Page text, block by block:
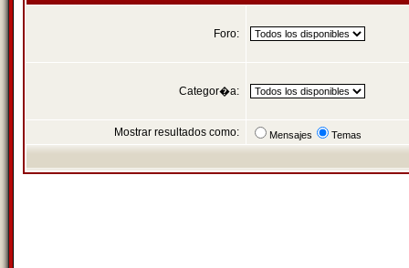
Foro:
Categor�a:
Mostrar resultados como: Mensajes Temas